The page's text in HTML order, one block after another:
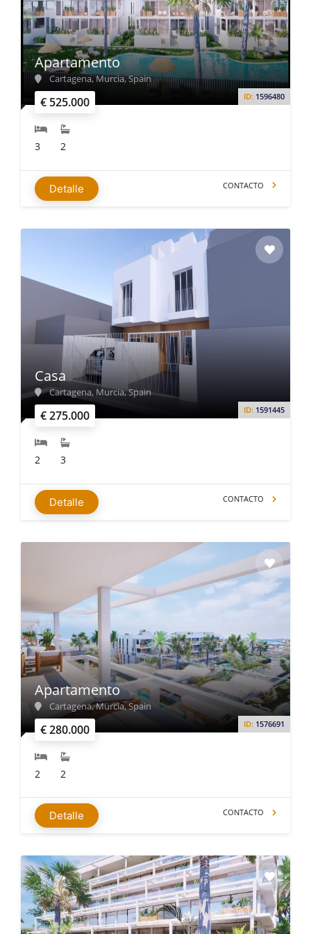
interesado en explorar ruinas antiguas, disfrutar de un día
en la playa o disfrutar de la gastronomía local, Cartagena
tiene algo que ofrecer para todos. Su combinación única de
pasado y presente lo convierte en un destino cautivador que
no debe perderse.
€ 525.000 ID: 1596480
Apartamento
Cartagena, Murcia, Spain
3 2
Detalle CONTACTO
€ 275.000 ID: 1591445
Casa
Cartagena, Murcia, Spain
2 3
Detalle CONTACTO
€ 280.000 ID: 1576691
Apartamento
Cartagena, Murcia, Spain
2 2
Detalle CONTACTO